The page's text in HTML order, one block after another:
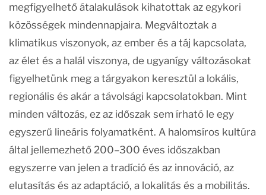
megfigyelhető átalakulások kihatottak az egykori
közösségek mindennapjaira. Megváltoztak a
klimatikus viszonyok, az ember és a táj kapcsolata,
az élet és a halál viszonya, de ugyanígy változásokat
figyelhetünk meg a tárgyakon keresztül a lokális,
regionális és akár a távolsági kapcsolatokban. Mint
minden változás, ez az időszak sem írható le egy
egyszerű lineáris folyamatként. A halomsíros kultúra
által jellemezhető 200–300 éves időszakban
egyszerre van jelen a tradíció és az innováció, az
elutasítás és az adaptáció, a lokalitás és a mobilitás.